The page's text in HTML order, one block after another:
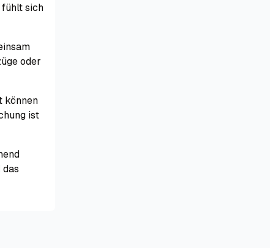
fühlt sich
oder
können
ist